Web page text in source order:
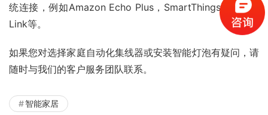
统连接，例如Amazon Echo Plus，SmartThings和WeMo
Link等。
如果您对选择家庭自动化集线器或安装智能灯泡有疑问，请
随时与我们的客户服务团队联系。
智能家居